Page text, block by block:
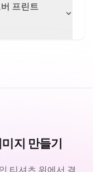
프린트
지 만들기